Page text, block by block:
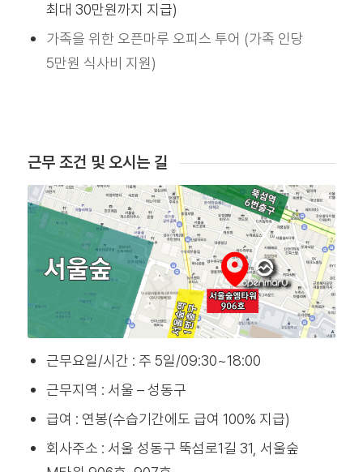
최대 30만원까지 지급)
가족을 위한 오픈마루 오피스 투어 (가족 인당
5만원 식사비 지원)
근무 조건 및 오시는 길
근무요일/시간 : 주 5일/09:30~18:00
근무지역 : 서울 – 성동구
급여 : 연봉(수습기간에도 급여 100% 지급)
회사주소 : 서울 성동구 뚝섬로1길 31, 서울숲